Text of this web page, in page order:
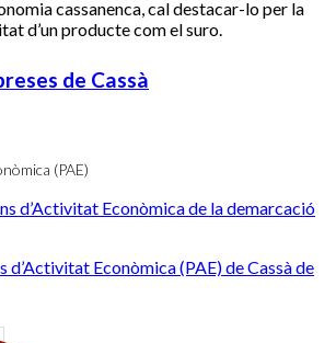
cassanenca, cal destacar-lo per la
d’un producte com el suro.
de Cassà
(PAE)
d’Activitat Econòmica de la demarcació
d’Activitat Econòmica (PAE) de Cassà de